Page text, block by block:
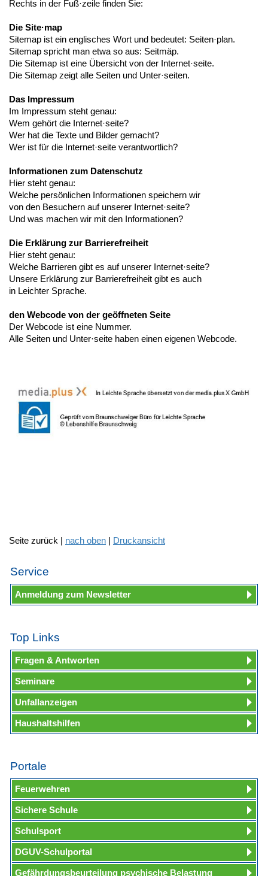
Rechts in der Fuß·zeile finden Sie:
Die Site·map
Sitemap ist ein englisches Wort und bedeutet: Seiten·plan.
Sitemap spricht man etwa so aus: Seitmäp.
Die Sitemap ist eine Übersicht von der Internet·seite.
Die Sitemap zeigt alle Seiten und Unter·seiten.
Das Impressum
Im Impressum steht genau:
Wem gehört die Internet·seite?
Wer hat die Texte und Bilder gemacht?
Wer ist für die Internet·seite verantwortlich?
Informationen zum Datenschutz
Hier steht genau:
Welche persönlichen Informationen speichern wir
von den Besuchern auf unserer Internet·seite?
Und was machen wir mit den Informationen?
Die Erklärung zur Barrierefreiheit
Hier steht genau:
Welche Barrieren gibt es auf unserer Internet·seite?
Unsere Erklärung zur Barrierefreiheit gibt es auch
in Leichter Sprache.
den Webcode von der geöffneten Seite
Der Webcode ist eine Nummer.
Alle Seiten und Unter·seite haben einen eigenen Webcode.
Seite zurück | nach oben | Druckansicht
Service
Anmeldung zum Newsletter
Top Links
Fragen & Antworten
Seminare
Unfallanzeigen
Haushaltshilfen
Portale
Feuerwehren
Sichere Schule
Schulsport
DGUV-Schulportal
Gefährdungsbeurteilung psychische Belastung